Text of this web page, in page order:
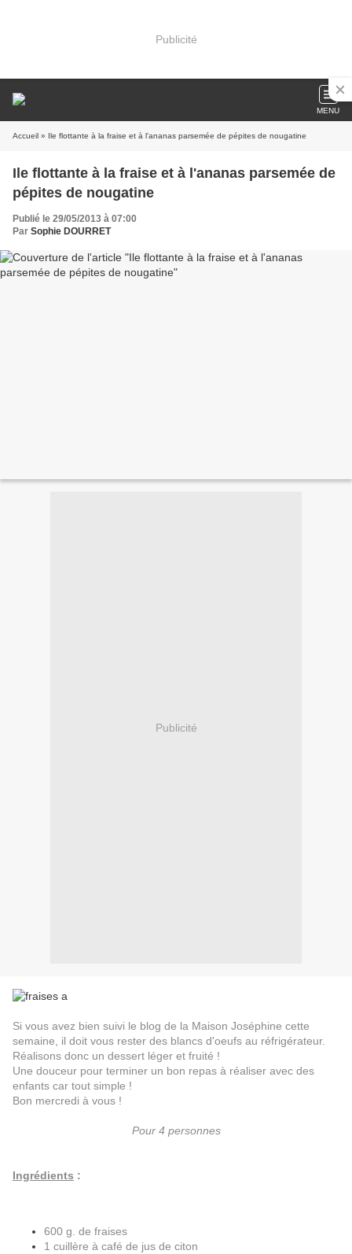
Publicité
MENU
Accueil » Ile flottante à la fraise et à l'ananas parsemée de pépites de nougatine
Ile flottante à la fraise et à l'ananas parsemée de
pépites de nougatine
Publié le 29/05/2013 à 07:00
Par Sophie DOURRET
Publicité
Si vous avez bien suivi le blog de la Maison Joséphine cette
semaine, il doit vous rester des blancs d'oeufs au réfrigérateur.
Réalisons donc un dessert léger et fruité !
Une douceur pour terminer un bon repas à réaliser avec des
enfants car tout simple !
Bon mercredi à vous !
Pour 4 personnes
Ingrédients :
600 g. de fraises
1 cuillère à café de jus de citon